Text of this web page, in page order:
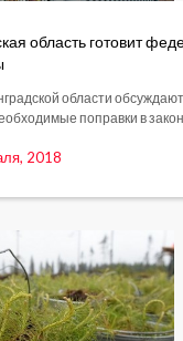
область готовит
области
поправки в
2018